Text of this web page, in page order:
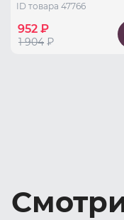
ID товара 47766
952 ₽
1 904 ₽